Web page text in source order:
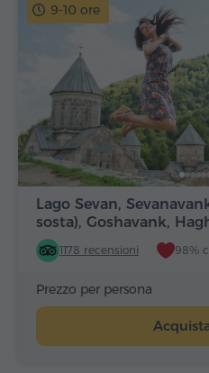
9-10 ore
Lago Sevan,
sosta), Goshavank,
1178 recensioni 98%
Prezzo per persona